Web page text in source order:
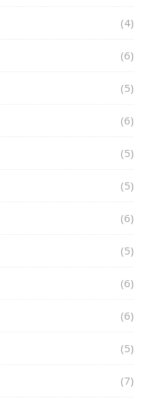
(4)
(6)
(5)
(6)
(5)
(5)
(6)
(5)
(6)
(6)
(5)
(7)